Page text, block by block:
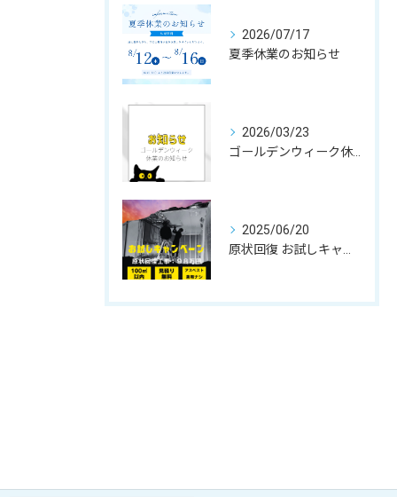
2026/07/17
夏季休業のお知らせ
2026/03/23
ゴールデンウィーク休業のお知らせ
2025/06/20